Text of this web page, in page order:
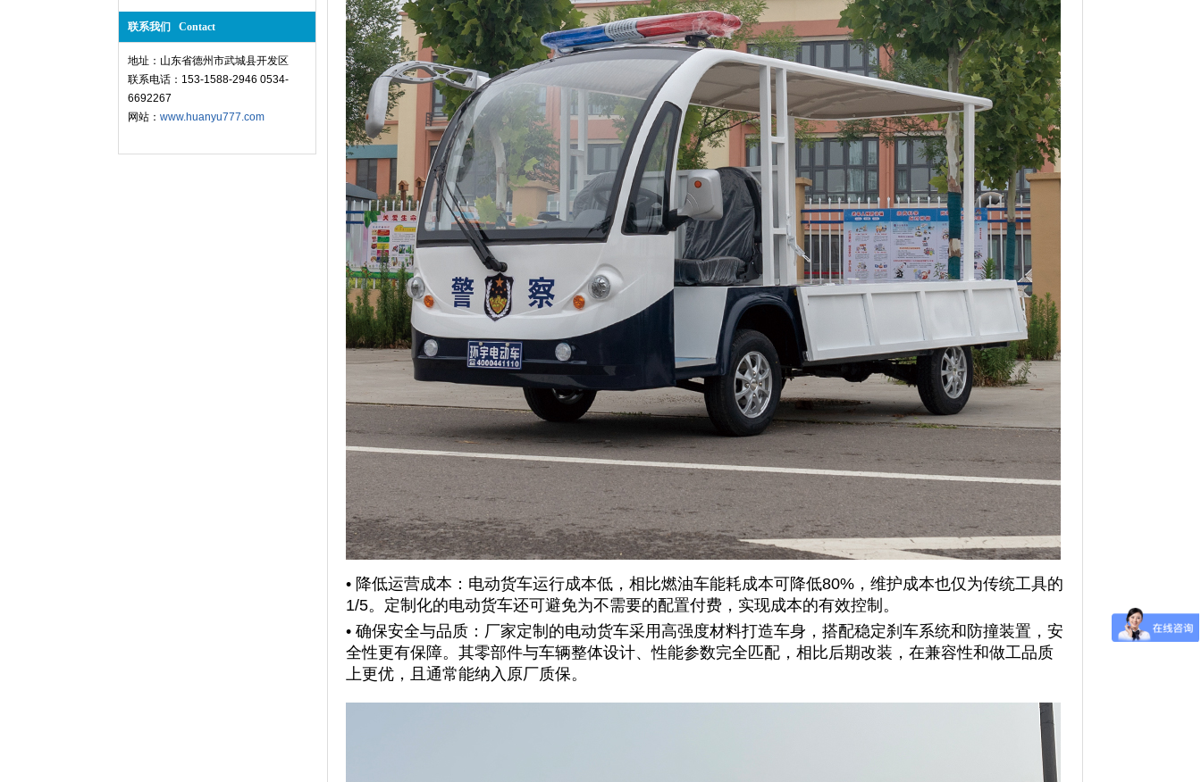
联系我们 Contact
地址：山东省德州市武城县开发区
联系电话：153-1588-2946 0534-
6692267
网站： www.huanyu777.com
• 降低运营成本：电动货车运行成本低，相比燃油车能耗成本可降低80%，维护成本也仅为传统工具的
1/5。定制化的电动货车还可避免为不需要的配置付费，实现成本的有效控制。
• 确保安全与品质：厂家定制的电动货车采用高强度材料打造车身，搭配稳定刹车系统和防撞装置，安
全性更有保障。其零部件与车辆整体设计、性能参数完全匹配，相比后期改装，在兼容性和做工品质
上更优，且通常能纳入原厂质保。